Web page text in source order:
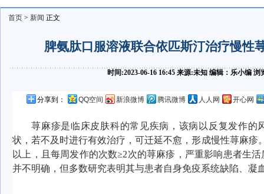
首页 > 新闻 正文
脾氨肽口服溶液联合依匹斯汀治疗慢性
时间:2023-06-16 16:45 来源:未知 编辑：乐小编
分享到： QQ空间 新浪微博 腾讯微博 人人网 开心网
荨麻疹是临床皮肤科的常见疾病，该病以反复发作的
状，若不及时进行有效治疗，可迁延不愈，形成慢性荨麻疹
以上，且每周发作的次数≥2次的荨麻疹，严重影响患者生
并不明确，但多数研究表明其与患者自身免疫系统缺陷、凝